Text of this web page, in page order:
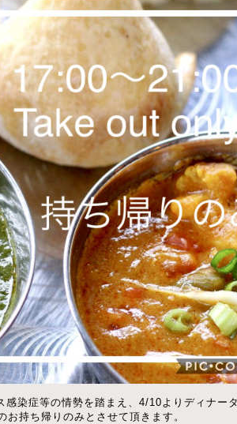
感染症等の情勢を踏まえ、4/10よりディナー
お持ち帰りのみとさせて頂きます。